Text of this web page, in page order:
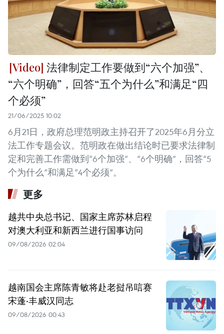
法律制定工作要做到“六个加强”、
“六个明确”，回答“五个为什么”和满足“四
个必须”
21/06/2025 10:02
6月21日，政府总理范明政主持召开了2025年6月分立
法工作专题会议。范明政在做出结论时已要求法律制
定和完善工作需做到“6个加强”、“6个明确”，回答“5
个为什么”和满足“4个必须”。
更多
越共中央总书记、国家主席苏林启程
对澳大利亚和新西兰进行国事访问
09/08/2026 02:04
越南国会主席陈青敏将赴老挝吊唁赛
宋蓬·丰威汉同志
09/08/2026 00:43